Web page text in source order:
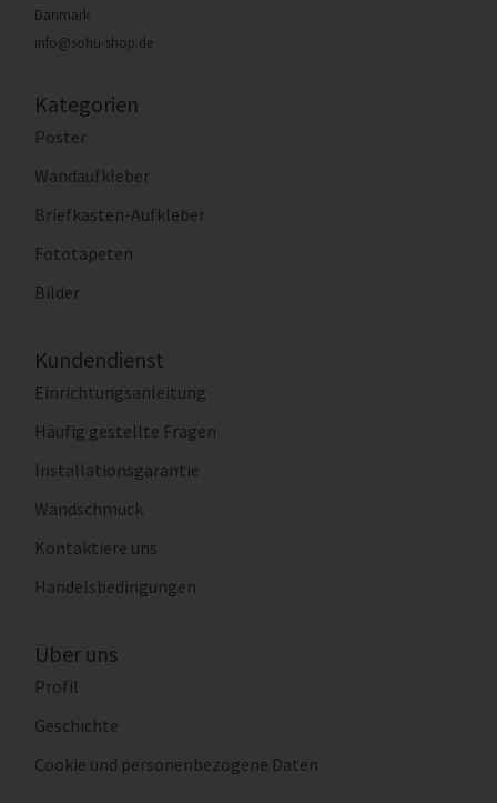
Danmark
info@sohu-shop.de
Kategorien
Poster
Wandaufkleber
Briefkasten-Aufkleber
Fototapeten
Bilder
Kundendienst
Einrichtungsanleitung
Häufig gestellte Fragen
Installationsgarantie
Wandschmuck
Kontaktiere uns
Handelsbedingungen
Über uns
Profil
Geschichte
Cookie und personenbezogene Daten